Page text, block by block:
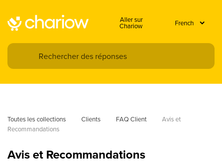
Aller sur
Chariow
Toutes les collections Clients FAQ Client
Avis et
Recommandations
Avis et Recommandations